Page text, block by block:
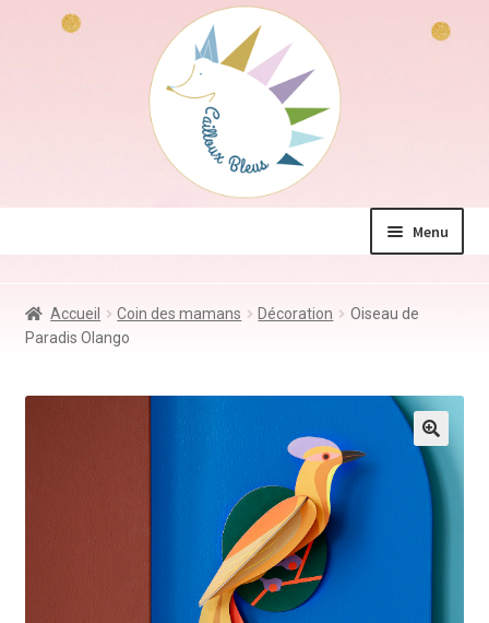
Menu
Jeux & Jouets
Accueil Coin des mamans Décoration
Oiseau de
Paradis Olango